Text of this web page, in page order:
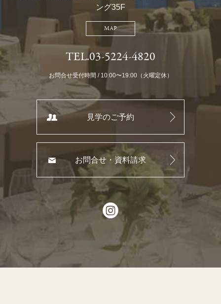
ング35F
MAP
TEL.03-5224-4820
お問合せ受付時間 / 10:00〜19:00（火曜定休）
見学のご予約
お問合せ・資料請求